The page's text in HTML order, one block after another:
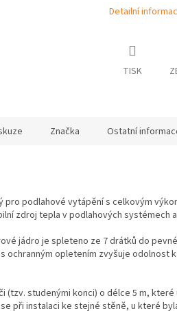
Detailní
TISK
Značka Ostatní
podlahové vytápění s celkovým
zdroj tepla v podlahových systémech
jádro je spleteno ze 7 drátků do
ochranným opletením zvyšuje odolnost
(tzv. studenými konci) o délce 5 m,
při instalaci ke stejné stěně, u které